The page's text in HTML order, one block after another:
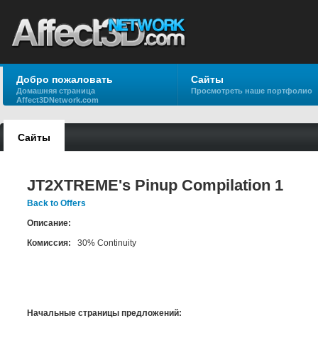
Добро пожаловать
Домашняя страница
Affect3DNetwork.com
Сайты
Просмотреть наше портфолио
Сайты
JT2XTREME's Pinup Compilation 1
Back to Offers
Описание:
Комиссия: 30% Continuity
Начальные страницы предложений: